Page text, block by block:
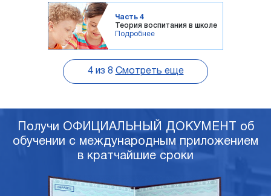
Часть 4
Теория воспитания в школе
Подробнее
4из 8 Смотреть еще
Получи ОФИЦИАЛЬНЫЙ ДОКУМЕНТ об
обучении с международным приложением
в кратчайшие сроки